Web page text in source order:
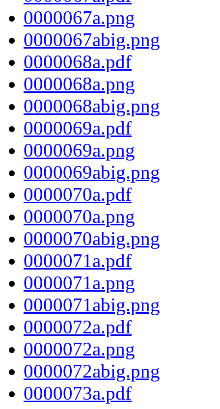
0000067a.png
0000067abig.png
0000068a.pdf
0000068a.png
0000068abig.png
0000069a.pdf
0000069a.png
0000069abig.png
0000070a.pdf
0000070a.png
0000070abig.png
0000071a.pdf
0000071a.png
0000071abig.png
0000072a.pdf
0000072a.png
0000072abig.png
0000073a.pdf